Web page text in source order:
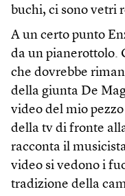
buchi, ci sono vetri
A un certo punto
da un pianerottolo.
che dovrebbe
della giunta De
video del mio pezzo
della tv di fronte
racconta il
video si vedono i
tradizione della